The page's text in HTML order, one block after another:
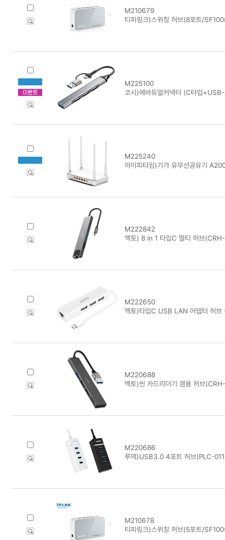
M210679
티피링크)스위칭 허브(8포트/
M225100
코시)에바듀얼커넥터 (C타입
M225240
아이피타임)기가 유무선공유기
M222842
엑토) 8 in 1 타입C 멀티 허브
M222650
엑토)타입C USB LAN 어댑터 허
M220688
엑토)씬 카드리더기 겸용 허브
M220686
루덱)USB3.0 4포트 허브(PLC-
M210678
티피링크)스위칭 허브(5포트/